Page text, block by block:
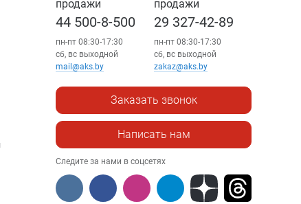
продажи
44 500-8-500
пн-пт 08:30-17:30
сб, вс выходной
mail@aks.by
продажи
29 327-42-89
пн-пт 08:30-17:30
сб, вс выходной
zakaz@aks.by
Заказать звонок
Написать нам
Следите за нами в соцсетях